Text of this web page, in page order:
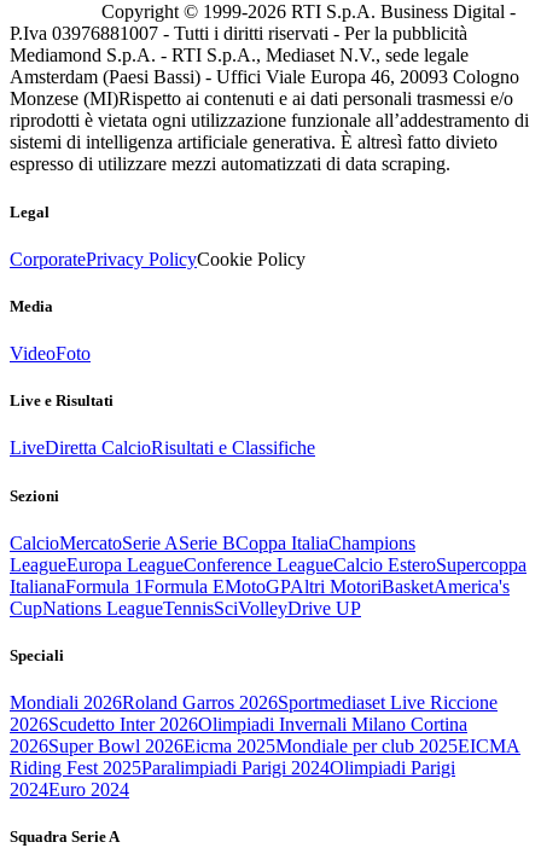
Copyright © 1999-2026 RTI S.p.A. Business Digital -
P.Iva 03976881007 - Tutti i diritti riservati - Per la pubblicità
Mediamond S.p.A. - RTI S.p.A., Mediaset N.V., sede legale
Amsterdam (Paesi Bassi) - Uffici Viale Europa 46, 20093 Cologno
Monzese (MI)Rispetto ai contenuti e ai dati personali trasmessi e/o
riprodotti è vietata ogni utilizzazione funzionale all’addestramento di
sistemi di intelligenza artificiale generativa. È altresì fatto divieto
espresso di utilizzare mezzi automatizzati di data scraping.
Legal
CorporatePrivacy PolicyCookie Policy
Media
VideoFoto
Live e Risultati
LiveDiretta CalcioRisultati e Classifiche
Sezioni
CalcioMercatoSerie ASerie BCoppa ItaliaChampions
LeagueEuropa LeagueConference LeagueCalcio EsteroSupercoppa
ItalianaFormula 1Formula EMotoGPAltri MotoriBasketAmerica's
CupNations LeagueTennisSciVolleyDrive UP
Speciali
Mondiali 2026Roland Garros 2026Sportmediaset Live Riccione
2026Scudetto Inter 2026Olimpiadi Invernali Milano Cortina
2026Super Bowl 2026Eicma 2025Mondiale per club 2025EICMA
Riding Fest 2025Paralimpiadi Parigi 2024Olimpiadi Parigi
2024Euro 2024
Squadra Serie A